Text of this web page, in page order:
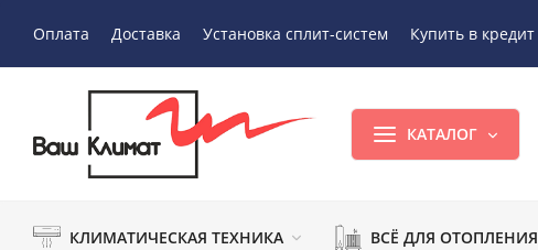
Оплата Доставка Установка сплит-систем Купить в кредит
КАТАЛОГ
КЛИМАТИЧЕСКАЯ ТЕХНИКА ВСЁ ДЛЯ ОТОПЛЕНИЯ